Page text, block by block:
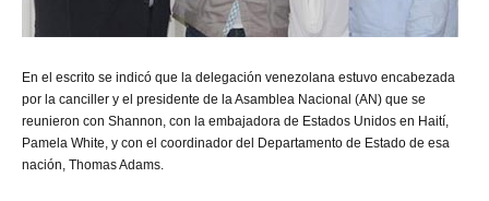
En el escrito se indicó que la delegación venezolana estuvo encabezada
por la canciller y el presidente de la Asamblea Nacional (AN) que se
reunieron con Shannon, con la embajadora de Estados Unidos en Haití,
Pamela White, y con el coordinador del Departamento de Estado de esa
nación, Thomas Adams.